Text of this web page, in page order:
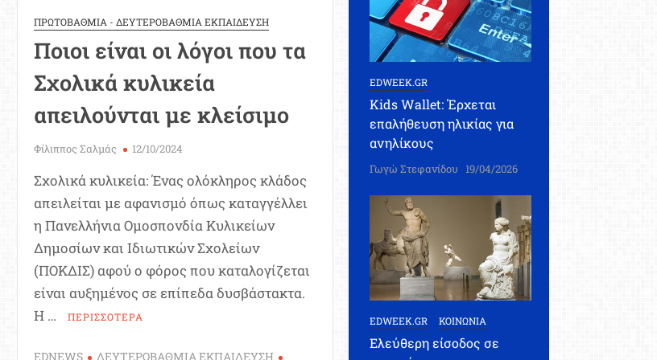
ΠΡΩΤΟΒΑΘΜΙΑ - ΔΕΥΤΕΡΟΒΑΘΜΙΑ ΕΚΠΑΙΔΕΥΣΗ
Ποιοι είναι οι λόγοι που τα
Σχολικά κυλικεία
απειλούνται με κλείσιμο
Φίλιππος Σαλμάς 12/10/2024
Σχολικά κυλικεία: Ένας ολόκληρος κλάδος
απειλείται με αφανισμό όπως καταγγέλλει
η Πανελλήνια Ομοσπονδία Κυλικείων
Δημοσίων και Ιδιωτικών Σχολείων
(ΠΟΚΔΙΣ) αφού ο φόρος που καταλογίζεται
είναι αυξημένος σε επίπεδα δυσβάστακτα.
Η …
ΠΕΡΙΣΣΟΤΕΡΑ
EDNEWS
ΔΕΥΤΕΡΟΒΑΘΜΙΑ ΕΚΠΑΙΔΕΥΣΗ
EDWEEK.GR
Kids Wallet: Έρχεται
επαλήθευση ηλικίας για
ανηλίκους
Γωγώ Στεφανίδου 19/04/2026
EDWEEK.GR ΚΟΙΝΩΝΙΑ
Ελεύθερη είσοδος σε